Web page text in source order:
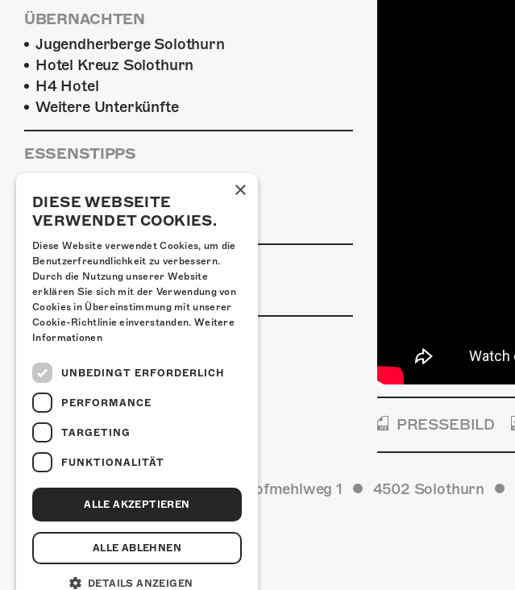
PRESSEBILD
ÜBERNACHTEN
Jugendherberge Solothurn
Hotel Kreuz Solothurn
H4 Hotel
Weitere Unterkünfte
ESSENSTIPPS
Restaurant Kreuz
Pittaria
LINKS & PARTNER
Facebook-Event
Kulturfabrik Kofmehl Kofmehlweg 1 4502 Solothurn
×
DIESE WEBSEITE
VERWENDET COOKIES.
Diese Website verwendet Cookies, um die
Benutzerfreundlichkeit zu verbessern.
Durch die Nutzung unserer Website
erklären Sie sich mit der Verwendung von
Cookies in Übereinstimmung mit unserer
Cookie-Richtlinie einverstanden. Weitere
Informationen
UNBEDINGT ERFORDERLICH
PERFORMANCE
TARGETING
FUNKTIONALITÄT
ALLE AKZEPTIEREN
ALLE ABLEHNEN
DETAILS ANZEIGEN